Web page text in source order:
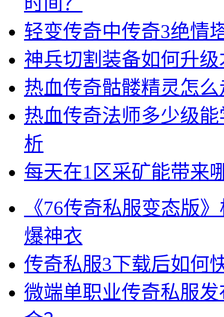
轻变传奇中传奇3绝情
神兵切割装备如何升
热血传奇骷髅精灵怎
热血传奇法师多少级
析
每天在1区采矿能带来
《76传奇私服变态版
爆神衣
传奇私服3下载后如何
微端单职业传奇私服